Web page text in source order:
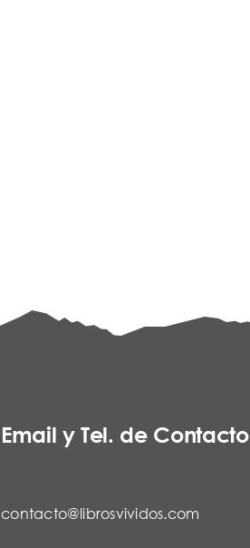
Email y Tel. de Contacto
contacto@librosvividos.com